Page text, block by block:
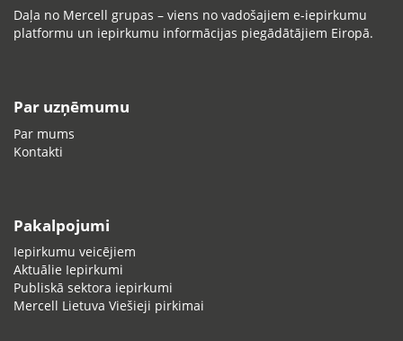
Daļa no Mercell grupas – viens no vadošajiem e-iepirkumu
platformu un iepirkumu informācijas piegādātājiem Eiropā.
Par uzņēmumu
Par mums
Kontakti
Pakalpojumi
Iepirkumu veicējiem
Aktuālie Iepirkumi
Publiskā sektora iepirkumi
Mercell Lietuva Viešieji pirkimai